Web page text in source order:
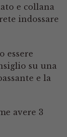
e collana
indossare
essere
su una
e la
avere 3